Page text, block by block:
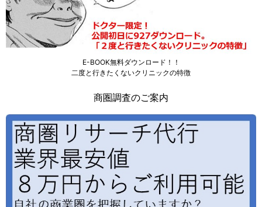
E-BOOK無料ダウンロード！！
二度と行きたくないクリニックの特徴
商圏調査のご案内